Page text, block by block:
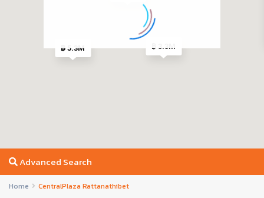
฿ 5.3M
Advanced Search
Home CentralPlaza Rattanathibet